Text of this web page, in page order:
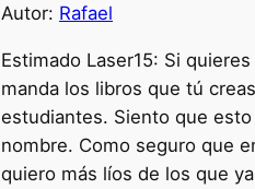
Autor: Rafael
Estimado Laser15: Si
manda los libros que tú
estudiantes. Siento que
nombre. Como seguro que
quiero más líos de los que